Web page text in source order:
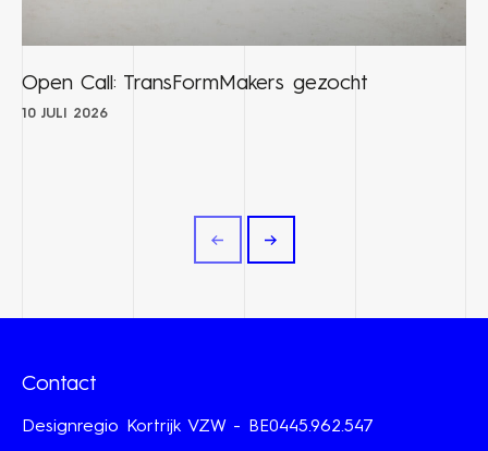
Open Call: TransFormMakers gezocht
10 JULI 2026
Contact
Designregio Kortrijk VZW - BE0445.962.547